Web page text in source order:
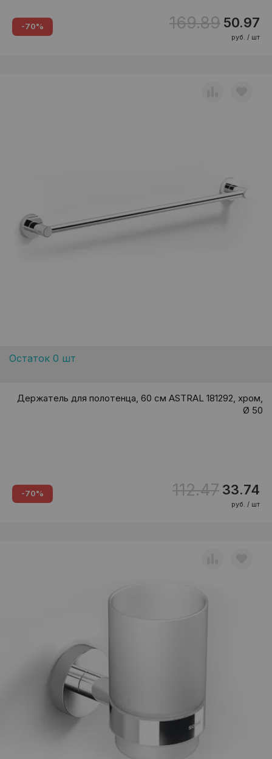
-70% 169.89 50.97
руб. / шт
Остаток 0 шт
Держатель для полотенца, 60 см ASTRAL 181292, хром,
Ø 50
-70% 112.47 33.74
руб. / шт